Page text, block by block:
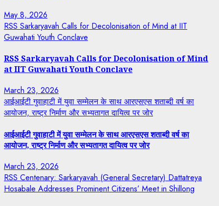
May 8, 2026
RSS Sarkaryavah Calls for Decolonisation of Mind at IIT
Guwahati Youth Conclave
RSS Sarkaryavah Calls for Decolonisation of Mind
at IIT Guwahati Youth Conclave
March 23, 2026
आईआईटी गुवाहाटी में युवा सम्मेलन के साथ आरएसएस शताब्दी वर्ष का
आयोजन, राष्ट्र निर्माण और सभ्यतागत दायित्व पर जोर
आईआईटी गुवाहाटी में युवा सम्मेलन के साथ आरएसएस शताब्दी वर्ष का
आयोजन, राष्ट्र निर्माण और सभ्यतागत दायित्व पर जोर
March 23, 2026
RSS Centenary: Sarkaryavah (General Secretary) Dattatreya
Hosabale Addresses Prominent Citizens’ Meet in Shillong